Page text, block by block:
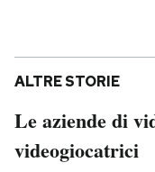
ALTRE STORIE
Le aziende di
videogiocatrici